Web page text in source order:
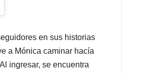
en sus historias
a Mónica caminar hacía
ingresar, se encuentra